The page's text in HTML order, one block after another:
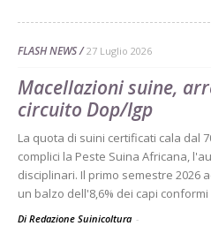
FLASH NEWS 27 Luglio 2026
Macellazioni suine,
circuito Dop/Igp
La quota di suini certificati cala dal
complici la Peste Suina Africana,
disciplinari. Il primo semestre 2026
un balzo dell'8,6% dei capi conformi
Di Redazione Suinicoltura -